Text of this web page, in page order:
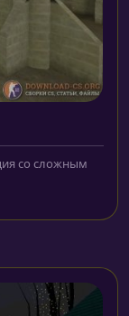
со сложным